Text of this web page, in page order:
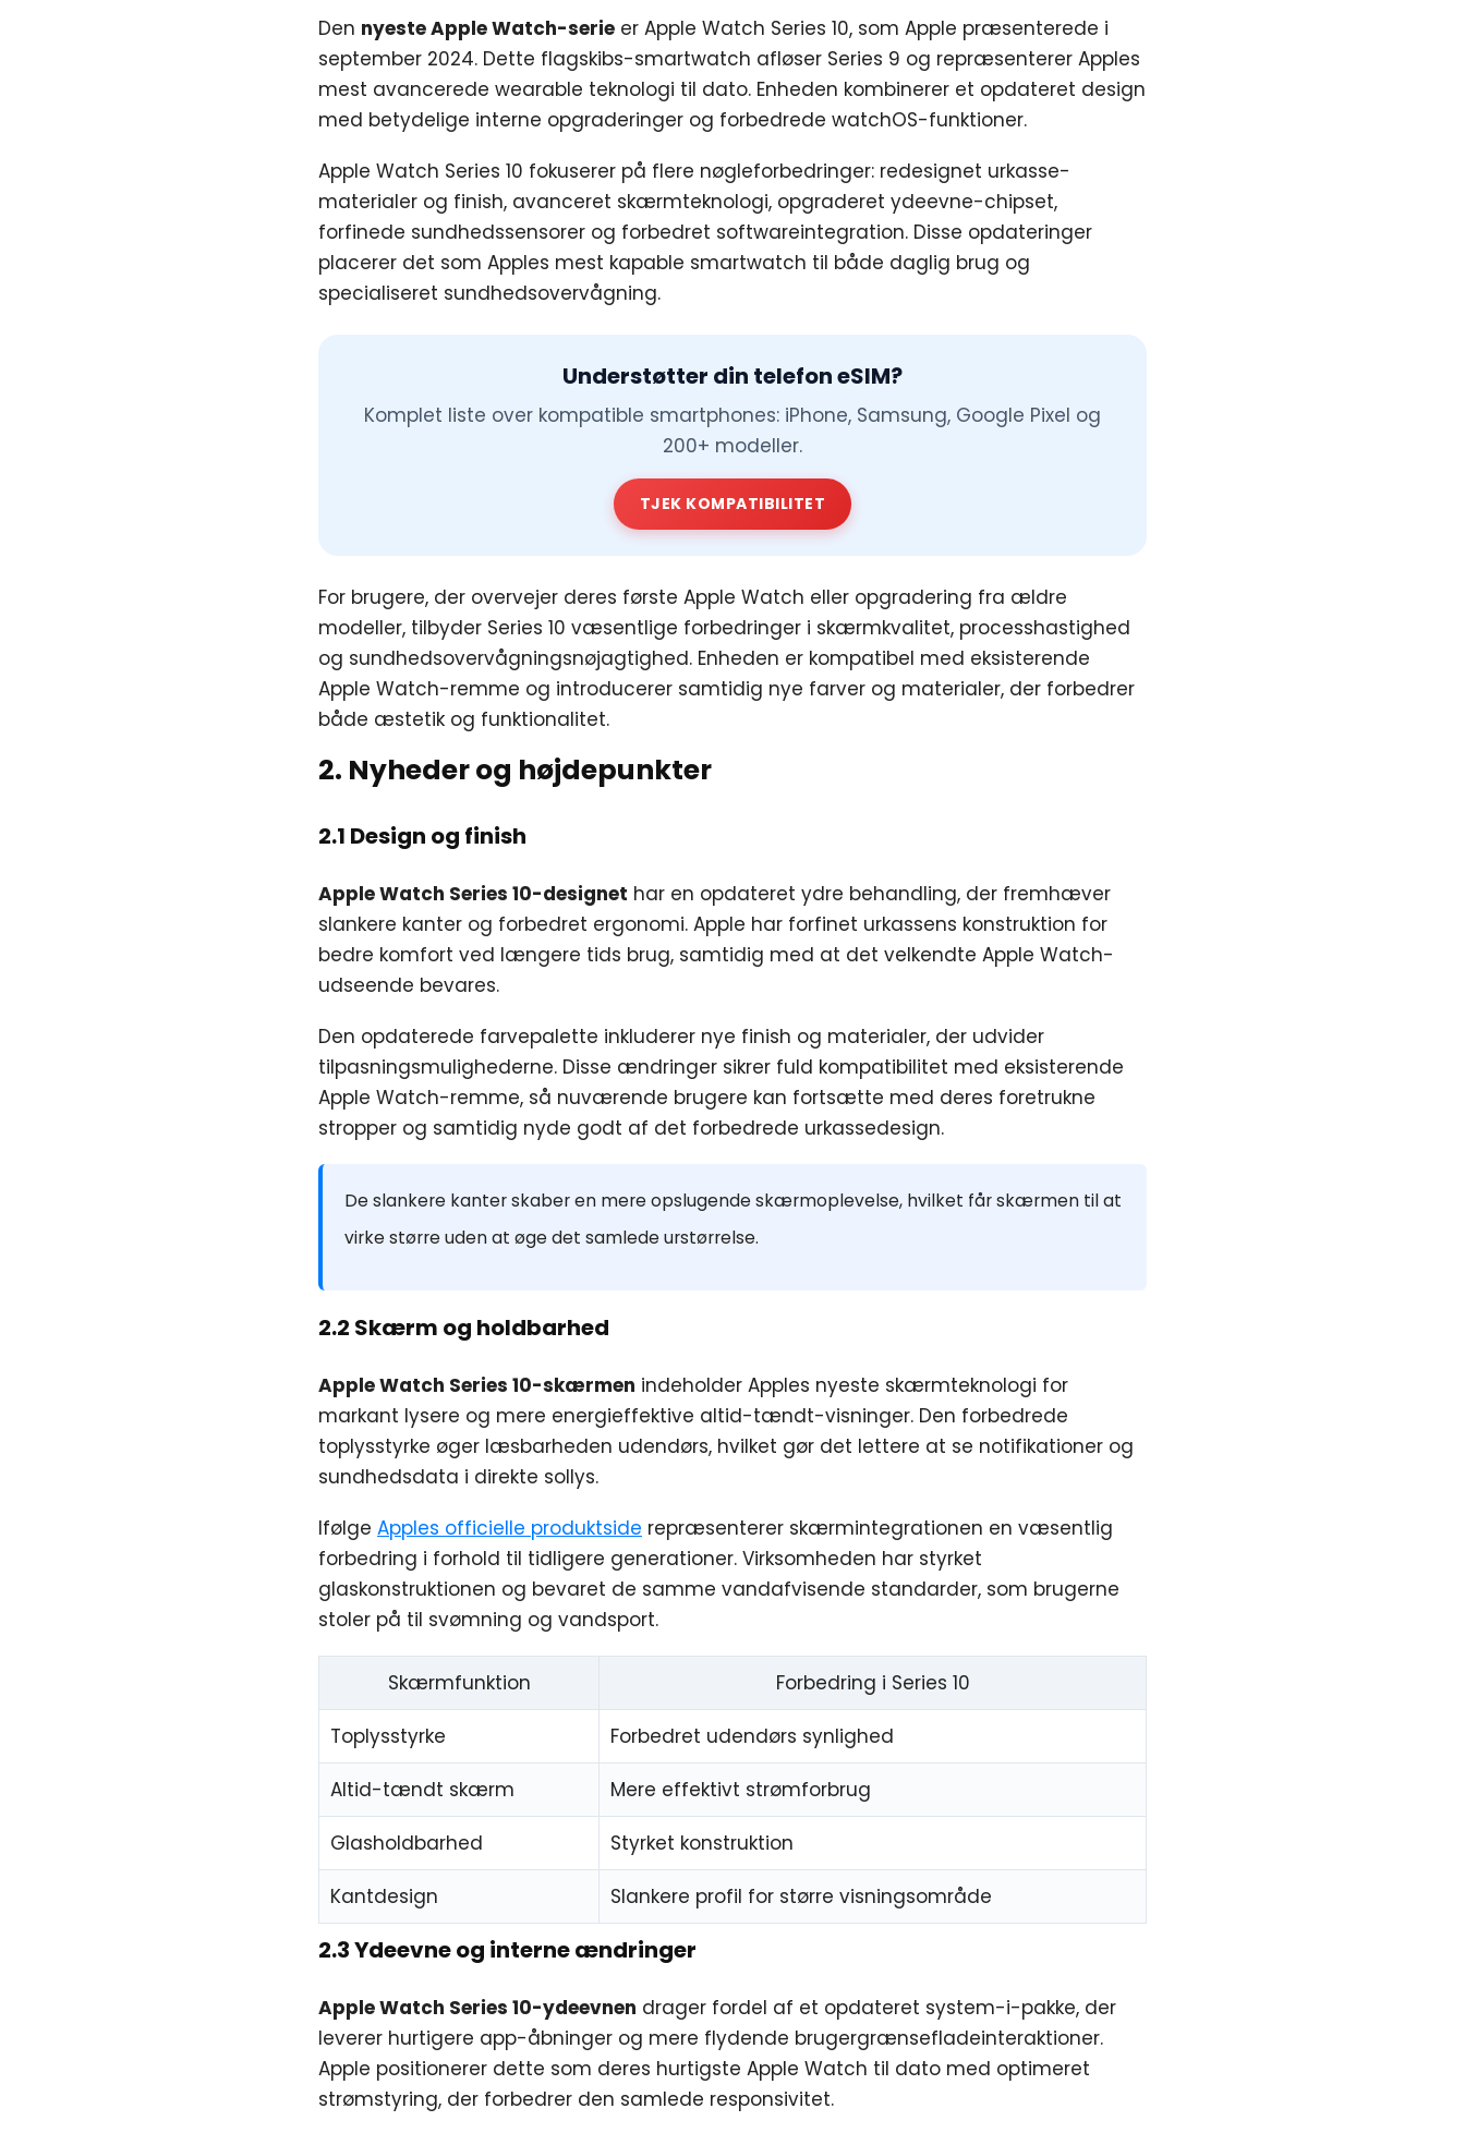
Den nyeste Apple Watch-serie er Apple Watch Series 10, som Apple præsenterede i
september 2024. Dette flagskibs-smartwatch afløser Series 9 og repræsenterer Apples
mest avancerede wearable teknologi til dato. Enheden kombinerer et opdateret design
med betydelige interne opgraderinger og forbedrede watchOS-funktioner.
Apple Watch Series 10 fokuserer på flere nøgleforbedringer: redesignet urkasse-
materialer og finish, avanceret skærmteknologi, opgraderet ydeevne-chipset,
forfinede sundhedssensorer og forbedret softwareintegration. Disse opdateringer
placerer det som Apples mest kapable smartwatch til både daglig brug og
specialiseret sundhedsovervågning.
Understøtter din telefon eSIM?
Komplet liste over kompatible smartphones: iPhone, Samsung, Google Pixel og
200+ modeller.
TJEK KOMPATIBILITET
For brugere, der overvejer deres første Apple Watch eller opgradering fra ældre
modeller, tilbyder Series 10 væsentlige forbedringer i skærmkvalitet, processhastighed
og sundhedsovervågningsnøjagtighed. Enheden er kompatibel med eksisterende
Apple Watch-remme og introducerer samtidig nye farver og materialer, der forbedrer
både æstetik og funktionalitet.
2. Nyheder og højdepunkter
2.1 Design og finish
Apple Watch Series 10-designet har en opdateret ydre behandling, der fremhæver
slankere kanter og forbedret ergonomi. Apple har forfinet urkassens konstruktion for
bedre komfort ved længere tids brug, samtidig med at det velkendte Apple Watch-
udseende bevares.
Den opdaterede farvepalette inkluderer nye finish og materialer, der udvider
tilpasningsmulighederne. Disse ændringer sikrer fuld kompatibilitet med eksisterende
Apple Watch-remme, så nuværende brugere kan fortsætte med deres foretrukne
stropper og samtidig nyde godt af det forbedrede urkassedesign.
De slankere kanter skaber en mere opslugende skærmoplevelse, hvilket får skærmen til at
virke større uden at øge det samlede urstørrelse.
2.2 Skærm og holdbarhed
Apple Watch Series 10-skærmen indeholder Apples nyeste skærmteknologi for
markant lysere og mere energieffektive altid-tændt-visninger. Den forbedrede
toplysstyrke øger læsbarheden udendørs, hvilket gør det lettere at se notifikationer og
sundhedsdata i direkte sollys.
Ifølge Apples officielle produktside repræsenterer skærmintegrationen en væsentlig
forbedring i forhold til tidligere generationer. Virksomheden har styrket
glaskonstruktionen og bevaret de samme vandafvisende standarder, som brugerne
stoler på til svømning og vandsport.
Skærmfunktion Forbedring i Series 10
Toplysstyrke Forbedret udendørs synlighed
Altid-tændt skærm Mere effektivt strømforbrug
Glasholdbarhed Styrket konstruktion
Kantdesign Slankere profil for større visningsområde
2.3 Ydeevne og interne ændringer
Apple Watch Series 10-ydeevnen drager fordel af et opdateret system-i-pakke, der
leverer hurtigere app-åbninger og mere flydende brugergrænsefladeinteraktioner.
Apple positionerer dette som deres hurtigste Apple Watch til dato med optimeret
strømstyring, der forbedrer den samlede responsivitet.